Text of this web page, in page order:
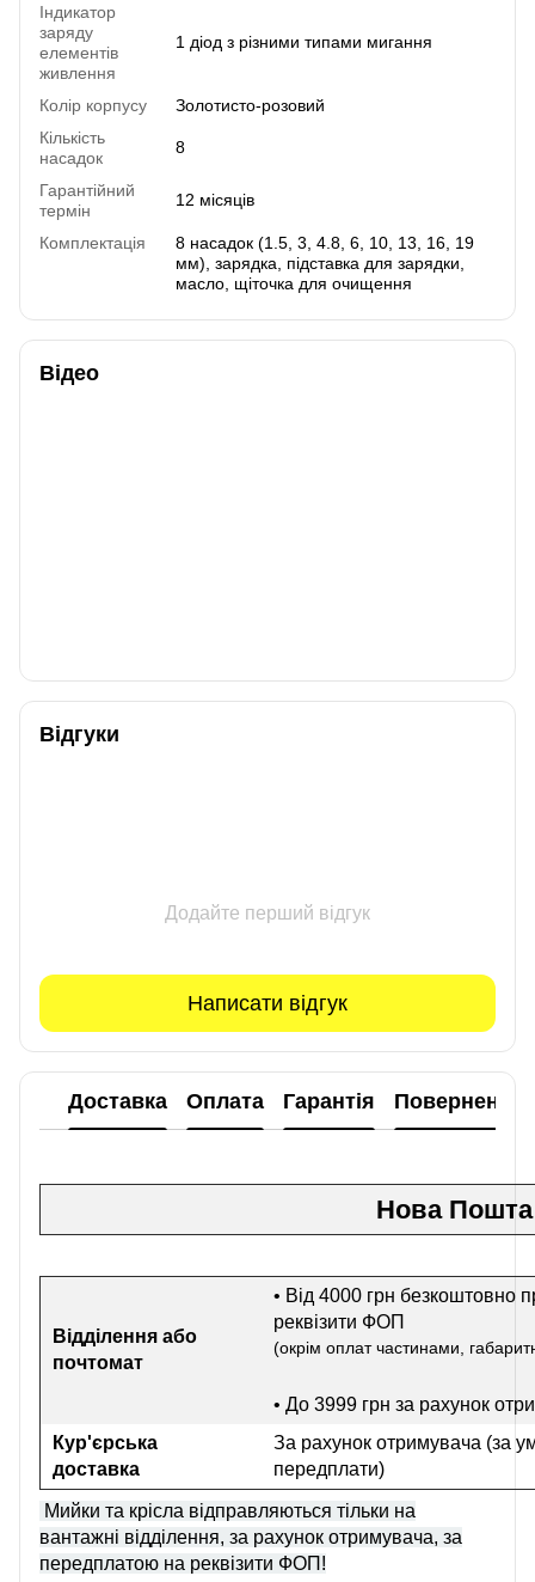
Індикатор
заряду
елементів
живлення
1 діод з різними типами мигання
Колір корпусу
Золотисто-розовий
Кількість
насадок
8
Гарантійний
термін
12 місяців
Комплектація
8 насадок (1.5, 3, 4.8, 6, 10, 13, 16, 19
мм), зарядка, підставка для зарядки,
масло, щіточка для очищення
Відео
Відгуки
Додайте перший відгук
Написати відгук
Доставка Оплата Гарантія Повернення
Нова Пошта
Відділення або
почтомат
• Від 4000 грн безкоштовно
реквізити ФОП
(окрім оплат частинами,
• До 3999 грн за рахунок
Кур'єрська
доставка
За рахунок отримувача (за
передплати)
Мийки та крісла відправляються тільки на
вантажні відділення, за рахунок отримувача, за
передплатою на реквізити ФОП!